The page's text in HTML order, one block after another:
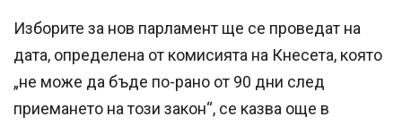
Изборите за нов парламент ще се проведат на
дата, определена от комисията на Кнесета, която
„не може да бъде по-рано от 90 дни след
приемането на този закон“, се казва още в